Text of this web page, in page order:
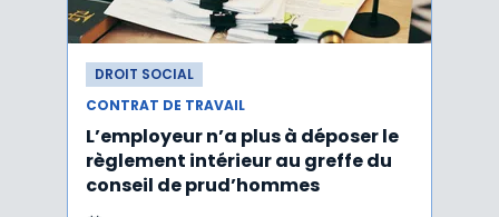
DROIT SOCIAL
CONTRAT DE TRAVAIL
L’employeur n’a plus à déposer le
règlement intérieur au greffe du
conseil de prud’hommes